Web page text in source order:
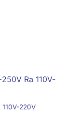
110V-220V